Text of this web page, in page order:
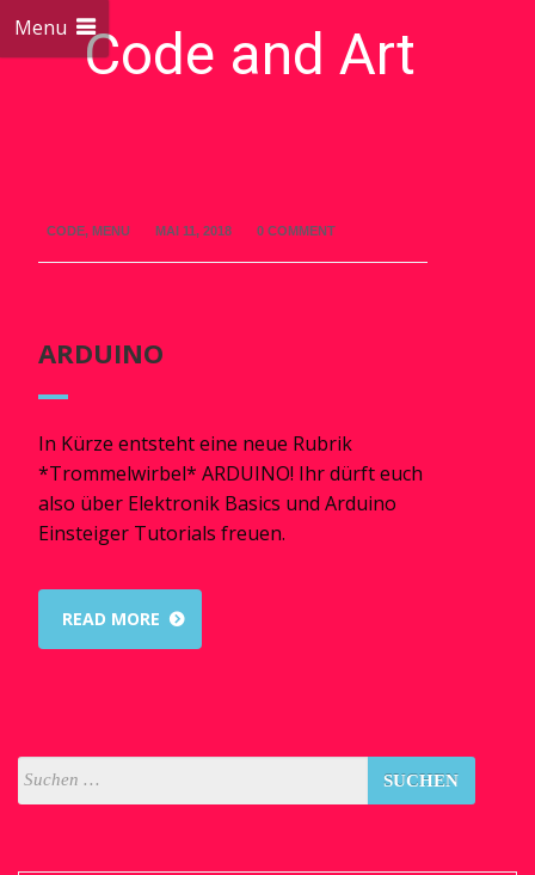
Code and Art
Menu
CODE,MENU MAI 11, 2018 0 COMMENT
ARDUINO
In Kürze entsteht eine neue Rubrik
*Trommelwirbel* ARDUINO! Ihr dürft euch
also über Elektronik Basics und Arduino
Einsteiger Tutorials freuen.
READ MORE